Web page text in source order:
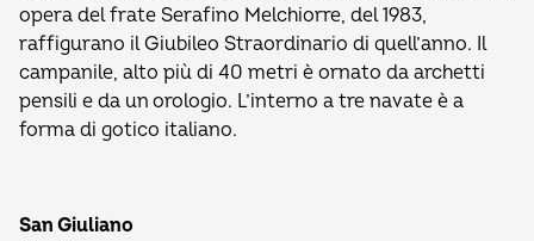
opera del frate Serafino Melchiorre, del 1983,
raffigurano il Giubileo Straordinario di quell’anno. Il
campanile, alto più di 40 metri è ornato da archetti
pensili e da un orologio. L’interno a tre navate è a
forma di gotico italiano.
San Giuliano